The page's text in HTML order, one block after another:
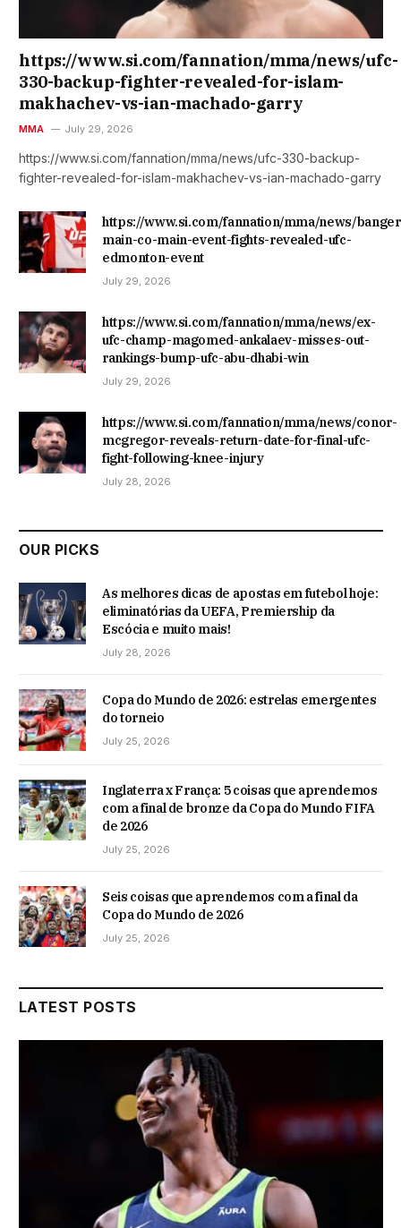
https://www.si.com/fannation/mma/news/ufc-
330-backup-fighter-revealed-for-islam-
makhachev-vs-ian-machado-garry
MMA July 29, 2026
https://www.si.com/fannation/mma/news/ufc-330-backup-
fighter-revealed-for-islam-makhachev-vs-ian-machado-garry
https://www.si.com/fannation/mma/news/
main-co-main-event-fights-revealed-ufc-
edmonton-event
July 29, 2026
https://www.si.com/fannation/mma/news/ex-
ufc-champ-magomed-ankalaev-misses-out-
rankings-bump-ufc-abu-dhabi-win
July 29, 2026
https://www.si.com/fannation/mma/news/conor-
mcgregor-reveals-return-date-for-final-ufc-
fight-following-knee-injury
July 28, 2026
OUR PICKS
As melhores dicas de apostas em futebol hoje:
eliminatórias da UEFA, Premiership da
Escócia e muito mais!
July 28, 2026
Copa do Mundo de 2026: estrelas emergentes
do torneio
July 25, 2026
Inglaterra x França: 5 coisas que aprendemos
com a final de bronze da Copa do Mundo FIFA
de 2026
July 25, 2026
Seis coisas que aprendemos com a final da
Copa do Mundo de 2026
July 25, 2026
LATEST POSTS